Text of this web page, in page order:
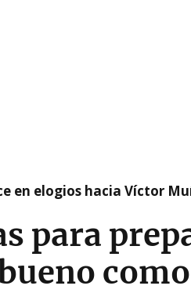
en elogios hacia Víctor
para